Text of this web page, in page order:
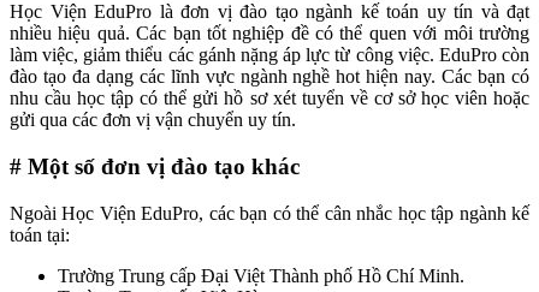
Học Viện EduPro là đơn vị đào tạo ngành kế toán uy tín và đạt
nhiều hiệu quả. Các bạn tốt nghiệp đề có thể quen với môi trường
làm việc, giảm thiểu các gánh nặng áp lực từ công việc. EduPro còn
đào tạo đa dạng các lĩnh vực ngành nghề hot hiện nay. Các bạn có
nhu cầu học tập có thể gửi hồ sơ xét tuyển về cơ sở học viên hoặc
gửi qua các đơn vị vận chuyển uy tín.
# Một số đơn vị đào tạo khác
Ngoài Học Viện EduPro, các bạn có thể cân nhắc học tập ngành kế
toán tại:
Trường Trung cấp Đại Việt Thành phố Hồ Chí Minh.